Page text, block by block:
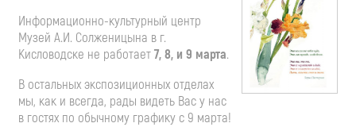
Информационно-культурный центр
Музей А.И. Солженицына в г.
Кисловодске не работает7, 8, и 9 марта.
В остальных экспозиционных отделах
мы, как и всегда, рады видеть Вас у нас
в гостях по обычному графику с 9 марта!